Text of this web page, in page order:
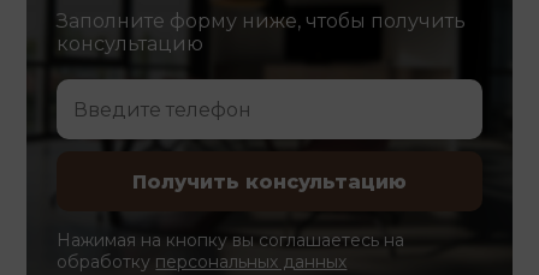
Заполните форму ниже, чтобы получить
консультацию
Нажимая на кнопку вы соглашаетесь на
обработку персональных данных